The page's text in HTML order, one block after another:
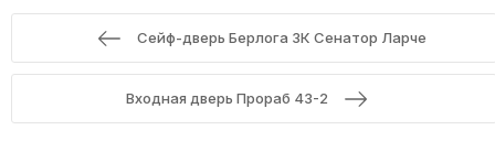
Сейф-дверь Берлога 3К Сенатор Ларче
Входная дверь Прораб 43-2